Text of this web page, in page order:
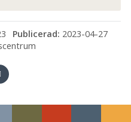
Publicerad: 2023-04-27